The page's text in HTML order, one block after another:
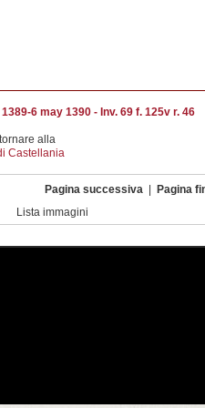
6 may 1390 - Inv. 69 f. 125v r. 46
alla
Castellania
Pagina successiva
Pagina
Lista immagini